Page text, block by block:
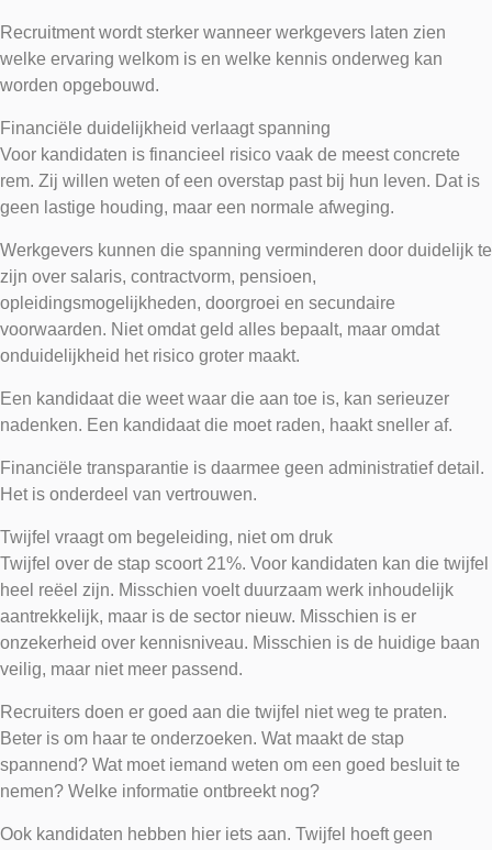
Recruitment wordt sterker wanneer werkgevers laten zien
welke ervaring welkom is en welke kennis onderweg kan
worden opgebouwd.
Financiële duidelijkheid verlaagt spanning
Voor kandidaten is financieel risico vaak de meest concrete
rem. Zij willen weten of een overstap past bij hun leven. Dat is
geen lastige houding, maar een normale afweging.
Werkgevers kunnen die spanning verminderen door duidelijk te
zijn over salaris, contractvorm, pensioen,
opleidingsmogelijkheden, doorgroei en secundaire
voorwaarden. Niet omdat geld alles bepaalt, maar omdat
onduidelijkheid het risico groter maakt.
Een kandidaat die weet waar die aan toe is, kan serieuzer
nadenken. Een kandidaat die moet raden, haakt sneller af.
Financiële transparantie is daarmee geen administratief detail.
Het is onderdeel van vertrouwen.
Twijfel vraagt om begeleiding, niet om druk
Twijfel over de stap scoort 21%. Voor kandidaten kan die twijfel
heel reëel zijn. Misschien voelt duurzaam werk inhoudelijk
aantrekkelijk, maar is de sector nieuw. Misschien is er
onzekerheid over kennisniveau. Misschien is de huidige baan
veilig, maar niet meer passend.
Recruiters doen er goed aan die twijfel niet weg te praten.
Beter is om haar te onderzoeken. Wat maakt de stap
spannend? Wat moet iemand weten om een goed besluit te
nemen? Welke informatie ontbreekt nog?
Ook kandidaten hebben hier iets aan. Twijfel hoeft geen